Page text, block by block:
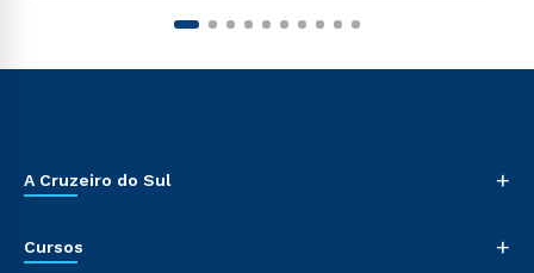
A Cruzeiro do Sul +
Cursos +